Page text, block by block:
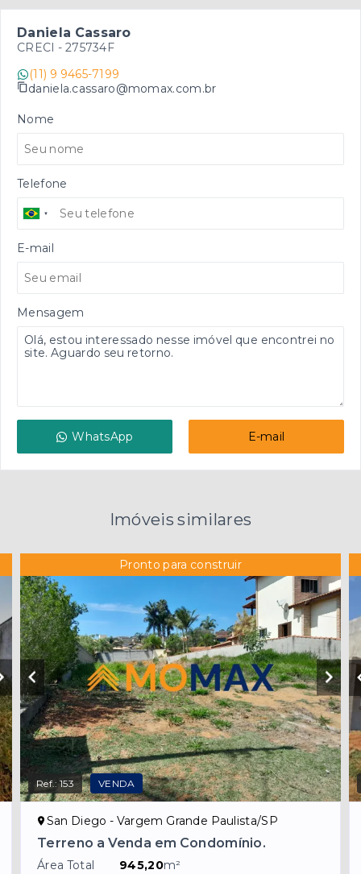
Daniela Cassaro
CRECI - 275734F
(11) 9 9465-7199
daniela.cassaro@momax.com.br
Nome
Telefone
E-mail
Mensagem
WhatsApp E-mail
Imóveis similares
Pronto para construir
Ref.:153 VENDA
San Diego - Vargem Grande Paulista/SP
Terreno a Venda em Condomínio.
Área Total 945,20m²